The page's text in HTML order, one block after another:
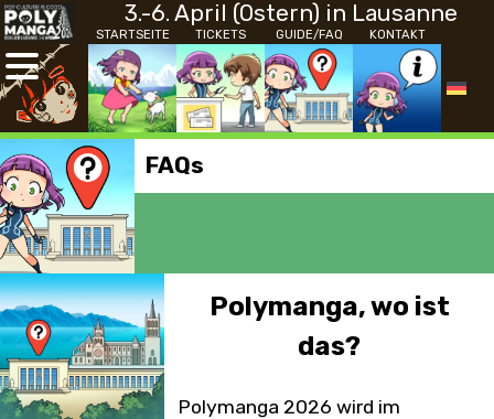
3.-6. April (Ostern) in Lausanne
STARTSEITE TICKETS GUIDE/FAQ KONTAKT
FAQs
Polymanga, wo ist
das?
Polymanga 2026 wird im